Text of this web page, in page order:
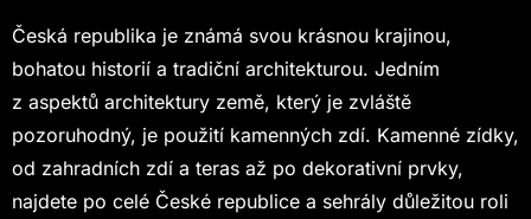
Česká republika je známá svou krásnou krajinou,
bohatou historií a tradiční architekturou. Jedním
z aspektů architektury země, který je zvláště
pozoruhodný, je použití kamenných zdí. Kamenné zídky,
od zahradních zdí a teras až po dekorativní prvky,
najdete po celé České republice a sehrály důležitou roli